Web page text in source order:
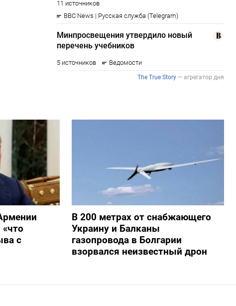
с
В 200 метрах от снабжающего
Украину и Балканы
газопровода в Болгарии
взорвался неизвестный дрон